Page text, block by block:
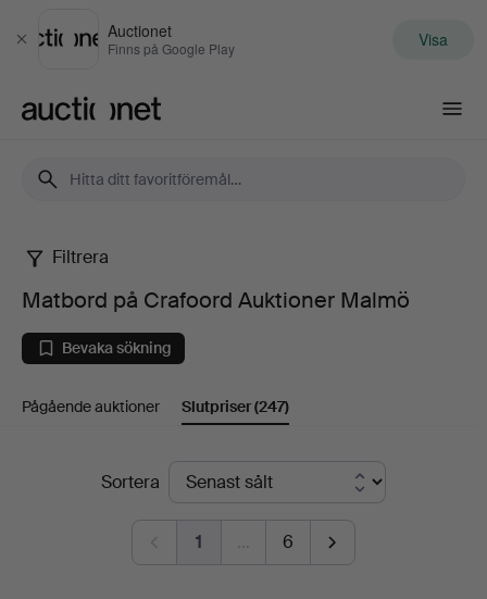
Stäng
Auctionet
Finns på Google Play Visa
Matbord
på
Crafoord
Auktioner
Malmö
Filtrera
Matbord på Crafoord Auktioner Malmö
Bevaka sökning
Pågående auktioner Slutpriser(247)
SlutpriserSortera
1 … 6